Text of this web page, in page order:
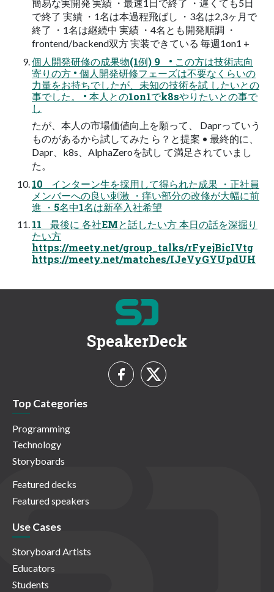
簡易な実開発 実績 ・最速1日で終了 ・遅くても5日
で終了 実績 ・1名は本過程飛ばし ・3名は2,3ヶ月で
終了 ・1名は継続中 実績 ・4名とも開発順調 ・
frontend/backend双方 実装できている 毎週1on1 +
個人開発研修の成果物(1例) 9 • この方は技術志向
寄りの方 • 個人開発研修フェーズは不要なくらいの
力量をお持ちでしたが、未知の技術を試 したいとの
事でした。 • 本人との1on1でk8sやりたいとの事で
し
たが、本人の市場価値向上を願って、 Daprっていう
ものがあるから試してみた ら？と提案 • 最終的に、
Dapr、k8s、AlphaZeroを試し て満足されていまし
た。
10 インターン生を採用して得られた成果 ・正社員
メンバーへの良い刺激 ・痒い部分の改修が大幅に前
進 ・5名中1名は新卒入社希望
11 最後に 各社EMと話したい方 本日の話を深掘り
たい方
https://meety.net/group_talks/rFyejBicIVtg
https://meety.net/matches/IJeVyGYUpdUH
SpeakerDeck
Top Categories
Programming
Technology
Storyboards
Featured decks
Featured speakers
Use Cases
Storyboard Artists
Educators
Students